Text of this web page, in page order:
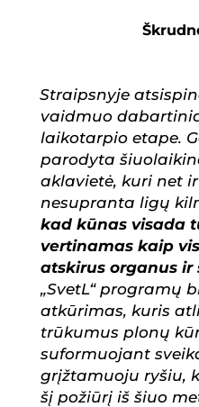
o
o
k
r
a
m
Straipsnyje
vaidmuo
laikotarpio etape.
parodyta
aklavietė, kuri net
nesupranta ligų
kad kūnas visada
vertinamas kaip
atskirus organus ir
„SvetL“ programų
atkūrimas, kuris
trūkumus plonų
suformuojant
grįžtamuoju ryšiu,
šį požiūrį iš šiuo